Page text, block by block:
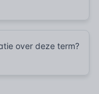
over deze term?